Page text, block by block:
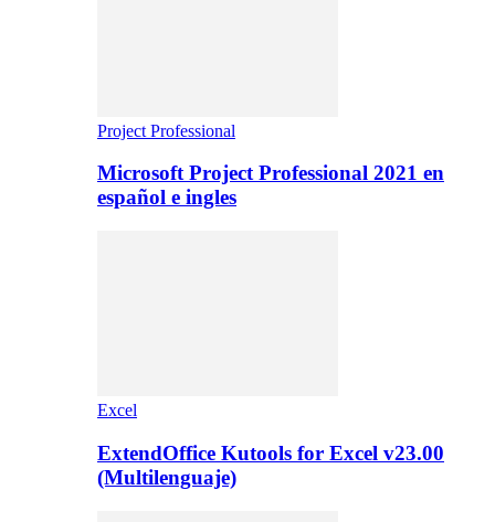
Project Professional
Microsoft Project Professional 2021 en
español e ingles
Excel
ExtendOffice Kutools for Excel v23.00
(Multilenguaje)